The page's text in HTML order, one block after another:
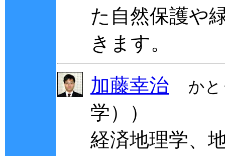
た自然保護や
きます。
加藤幸治
か
学））
経済地理学、